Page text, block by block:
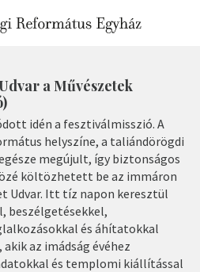
a Művészetek
idén a fesztiválmisszió. A
helyszíne, a taliándörögdi
megújult, így biztonságos
költözhetett be az immáron
Udvar. Itt tíz napon keresztül
beszélgetésekkel,
és áhítatokkal
az imádság évéhez
és templomi kiállítással